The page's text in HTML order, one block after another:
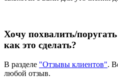
Хочу похвалить/
как это сделать?
В разделе "Отзывы клиентов".
любой отзыв.